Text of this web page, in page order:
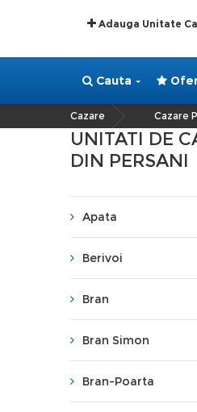
Adauga Unitate
Cauta
Cazare Cazare
UNITATI DE
DIN PERSANI
Apata
Berivoi
Bran
Bran Simon
Bran-Poarta